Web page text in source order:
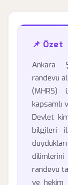
📌 Özet
Ankara
randevu
(MHRS)
kapsamlı
Devlet
bilgileri
randevu
ve hekim